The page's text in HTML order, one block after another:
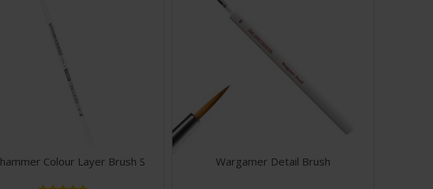
Colour Layer Brush S Wargamer Detail Brush